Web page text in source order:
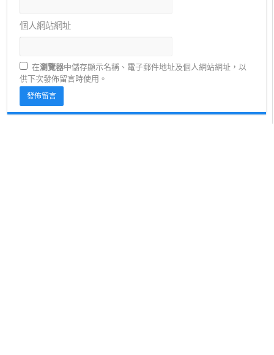
個人網站網址
在瀏覽器中儲存顯示名稱、電子郵件地址及個人網站網址，以
供下次發佈留言時使用。